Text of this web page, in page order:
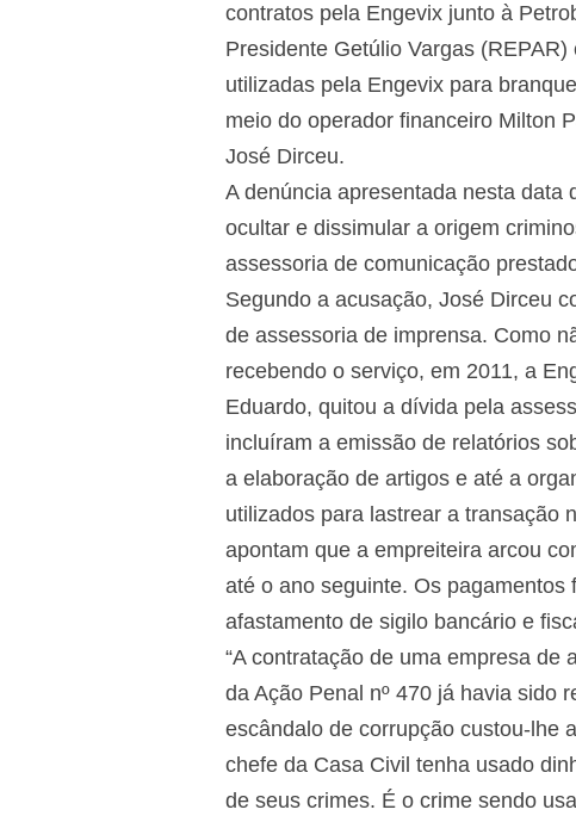
contratos pela Engevix junto à
Presidente Getúlio Vargas
utilizadas pela Engevix para
meio do operador financeiro Milton
José Dirceu.
A denúncia apresentada nesta data
ocultar e dissimular a origem
assessoria de comunicação
Segundo a acusação, José Dirceu
de assessoria de imprensa. Como
recebendo o serviço, em 2011, a
Eduardo, quitou a dívida pela
incluíram a emissão de relatórios
a elaboração de artigos e até a
utilizados para lastrear a transação
apontam que a empreiteira arcou
até o ano seguinte. Os
afastamento de sigilo bancário e
“A contratação de uma empresa
da Ação Penal nº 470 já havia sido
escândalo de corrupção custou-lhe
chefe da Casa Civil tenha usado
de seus crimes. É o crime sendo